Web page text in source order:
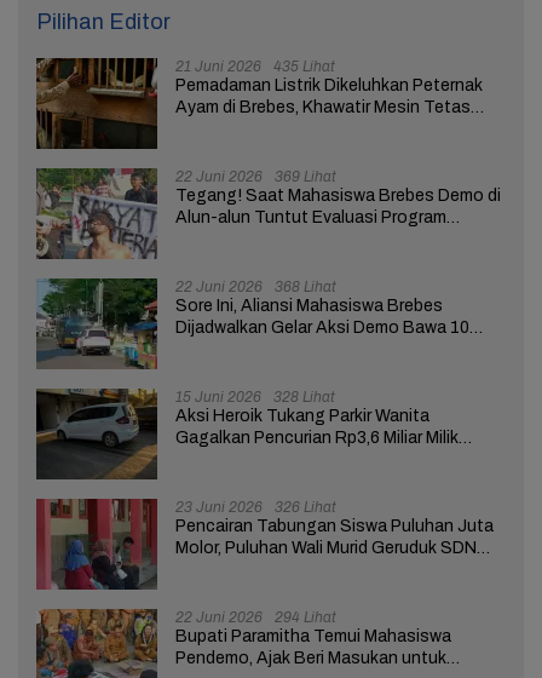
Pilihan Editor
21 Juni 2026 435 Lihat
Pemadaman Listrik Dikeluhkan Peternak
Ayam di Brebes, Khawatir Mesin Tetas
22 Juni 2026 369 Lihat
Tegang! Saat Mahasiswa Brebes Demo di
Alun-alun Tuntut Evaluasi Program
22 Juni 2026 368 Lihat
Sore Ini, Aliansi Mahasiswa Brebes
Dijadwalkan Gelar Aksi Demo Bawa 10
15 Juni 2026 328 Lihat
Aksi Heroik Tukang Parkir Wanita
Gagalkan Pencurian Rp3,6 Miliar Milik
23 Juni 2026 326 Lihat
Pencairan Tabungan Siswa Puluhan Juta
Molor, Puluhan Wali Murid Geruduk SDN
22 Juni 2026 294 Lihat
Bupati Paramitha Temui Mahasiswa
Pendemo, Ajak Beri Masukan untuk